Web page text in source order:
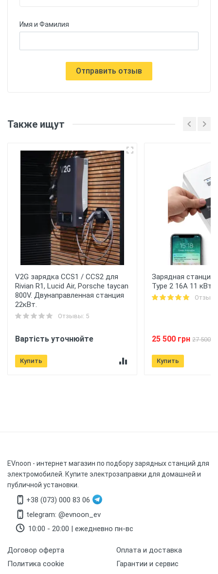
Имя и Фамилия
Отправить отзыв
Также ищут
V2G зарядка CCS1 / CCS2 для
Rivian R1, Lucid Air, Porsche taycan
800V. Двунаправленная станция
22кВт.
Отзывы: 5
Вартість уточнюйте
Купить
Зарядная станция
Type 2 16A 11 кВт
25 500 грн 27 500
Купить
EVnoon - интернет магазин по подбору зарядных станций для
электромобилей. Купите электрозаправки для домашней и
публичной установки.
+38 (073) 000 83 06
telegram: @evnoon_ev
10:00 - 20:00 | ежедневно пн-вс
Договор оферта
Оплата и доставка
Политика cookie
Гарантии и сервис